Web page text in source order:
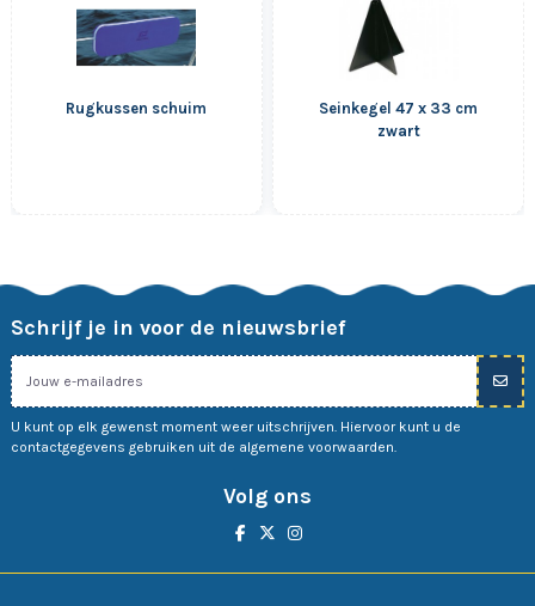
Rugkussen schuim
Seinkegel 47 x 33 cm
zwart
Schrijf je in voor de nieuwsbrief
U kunt op elk gewenst moment weer uitschrijven. Hiervoor kunt u de
contactgegevens gebruiken uit de algemene voorwaarden.
Volg ons